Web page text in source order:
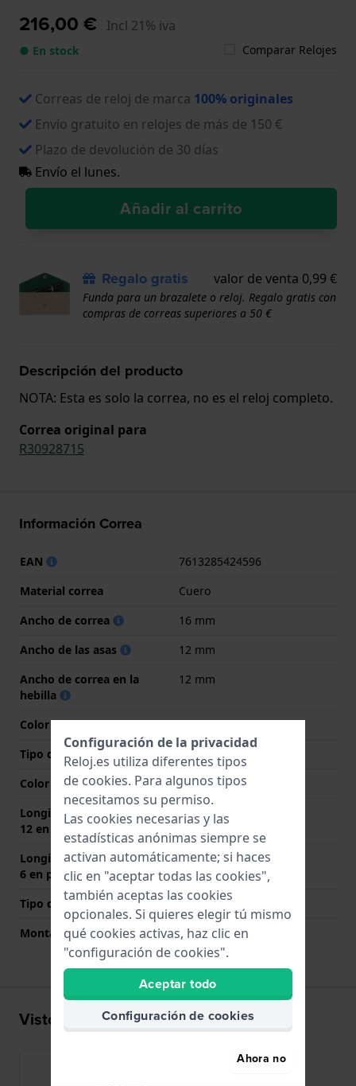
216,00 € Incl 21% iva
● En stock Comparar Relojes
Correas de reloj de marca 100% originales
Envío gratuito en relojes de más de 150 €
Plazo de devolución de 30 días
Envío el lunes.
Añadir al carrito
Regalo gratis valor de venta 0,99 €
Funda para un brazalete o reloj. Regalo gratis con
compras de correas superiores a 50 €
Descripción del producto
NOTA: Esta es solo la correa, no es el reloj completo.
Correa original para
R30928715
Información Correa
EAN
7613285424596
Material correa
Cuero
Ancho de correa
16 mm
Ancho de las asas
12 mm
Ancho de correa en la
hebilla
12 mm
Color de correa
Negro
Tipo de cierre
Hebilla
Color del cierre
Plateado
Longitud de la correa a las
12 en punto (mm)
75 mm
Longitud de la correa a las
6 en punto (mm)
110 mm
Tipo de montaje
Pasadores de acero
Montaje Recto
No
Visto recientemente
Configuración de la privacidad
Reloj.es utiliza diferentes tipos
de cookies. Para algunos tipos
necesitamos su permiso.
Las cookies necesarias y las
estadísticas anónimas siempre se
activan automáticamente; si haces
clic en "aceptar todas las cookies",
también aceptas las cookies
opcionales. Si quieres elegir tú mismo
qué cookies activas, haz clic en
"configuración de cookies".
Aceptar todo
Configuración de cookies
Ahora no